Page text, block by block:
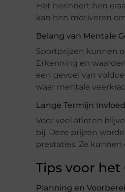
Het herinnert hen
kan hen motiveren
Belang van Mentale
Sportprijzen kunnen
Erkenning en
een gevoel van
waar mentale
Lange Termijn Invloed
Voor veel atleten
bij. Deze prijzen
prestaties. Ze
Tips voor
Planning en